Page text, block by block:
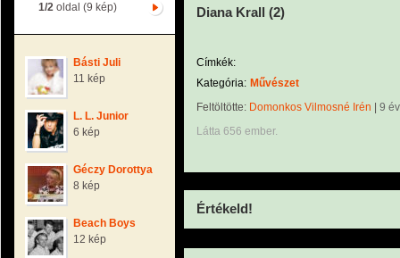
1/2 oldal (9 kép)
Básti Juli
11 kép
L. L. Junior
6 kép
Géczy Dorottya
8 kép
Beach Boys
12 kép
Diana Krall (2)
Címkék:
Kategória: Művészet
Feltöltötte: Domonkos Vilmosné Irén
9
Látta 656 ember.
Értékeld!